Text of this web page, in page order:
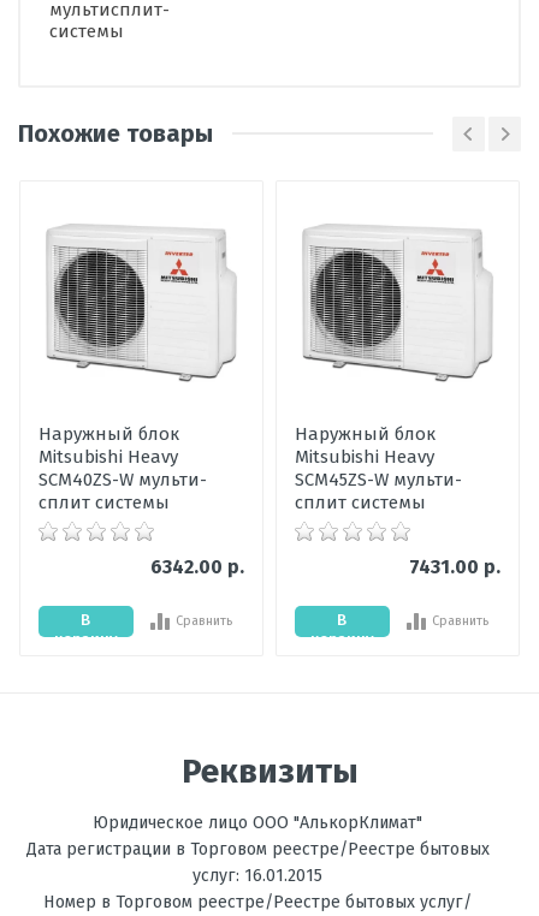
мультисплит-
системы
Поставил мультисистему Мицубиси
уже два раза ремонтировал, плясал
весь июль 2021 г. с бубном, но так и
не добился стабильной работы. То
гудит, то вовсе не работает. Это лето
показало всю прелесть и
надежность оборудования
не осталось в правильности
выбора.
Пожалуйста, оцените по 5 бальной шкале
Похожие товары
Наружный блок
Mitsubishi Heavy
SCM40ZS-W мульти-
сплит системы
6342.00 р.
В
корзину
Сравнить
Наружный блок
Mitsubishi Heavy
SCM45ZS-W мульти-
сплит системы
7431.00 р.
В
корзину
Сравнить
Реквизиты
Юридическое лицо ООО "АлькорКлимат"
Дата регистрации в Торговом реестре/Реестре бытовых
услуг: 16.01.2015
Номер в Торговом реестре/Реестре бытовых услуг/